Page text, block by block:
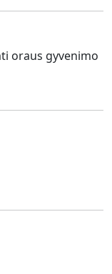
oraus gyvenimo